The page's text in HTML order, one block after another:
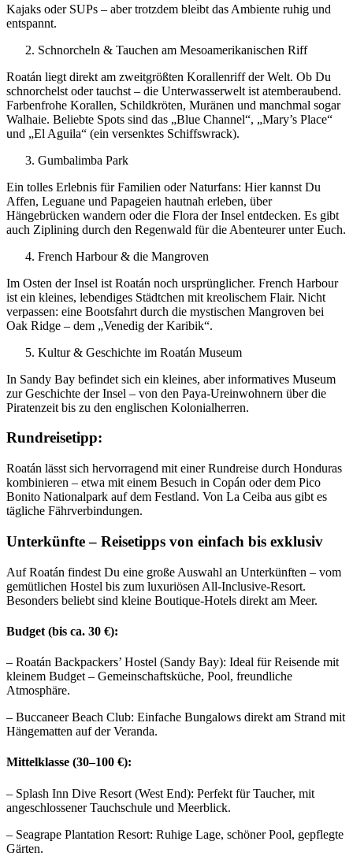
Kajaks oder SUPs – aber trotzdem bleibt das Ambiente ruhig und
entspannt.
Schnorcheln & Tauchen am Mesoamerikanischen Riff
Roatán liegt direkt am zweitgrößten Korallenriff der Welt. Ob Du
schnorchelst oder tauchst – die Unterwasserwelt ist atemberaubend.
Farbenfrohe Korallen, Schildkröten, Muränen und manchmal sogar
Walhaie. Beliebte Spots sind das „Blue Channel“, „Mary’s Place“
und „El Aguila“ (ein versenktes Schiffswrack).
Gumbalimba Park
Ein tolles Erlebnis für Familien oder Naturfans: Hier kannst Du
Affen, Leguane und Papageien hautnah erleben, über
Hängebrücken wandern oder die Flora der Insel entdecken. Es gibt
auch Ziplining durch den Regenwald für die Abenteurer unter Euch.
French Harbour & die Mangroven
Im Osten der Insel ist Roatán noch ursprünglicher. French Harbour
ist ein kleines, lebendiges Städtchen mit kreolischem Flair. Nicht
verpassen: eine Bootsfahrt durch die mystischen Mangroven bei
Oak Ridge – dem „Venedig der Karibik“.
Kultur & Geschichte im Roatán Museum
In Sandy Bay befindet sich ein kleines, aber informatives Museum
zur Geschichte der Insel – von den Paya-Ureinwohnern über die
Piratenzeit bis zu den englischen Kolonialherren.
Rundreisetipp:
Roatán lässt sich hervorragend mit einer Rundreise durch Honduras
kombinieren – etwa mit einem Besuch in Copán oder dem Pico
Bonito Nationalpark auf dem Festland. Von La Ceiba aus gibt es
tägliche Fährverbindungen.
Unterkünfte – Reisetipps von einfach bis exklusiv
Auf Roatán findest Du eine große Auswahl an Unterkünften – vom
gemütlichen Hostel bis zum luxuriösen All-Inclusive-Resort.
Besonders beliebt sind kleine Boutique-Hotels direkt am Meer.
Budget (bis ca. 30 €):
– Roatán Backpackers’ Hostel (Sandy Bay): Ideal für Reisende mit
kleinem Budget – Gemeinschaftsküche, Pool, freundliche
Atmosphäre.
– Buccaneer Beach Club: Einfache Bungalows direkt am Strand mit
Hängematten auf der Veranda.
Mittelklasse (30–100 €):
– Splash Inn Dive Resort (West End): Perfekt für Taucher, mit
angeschlossener Tauchschule und Meerblick.
– Seagrape Plantation Resort: Ruhige Lage, schöner Pool, gepflegte
Gärten.